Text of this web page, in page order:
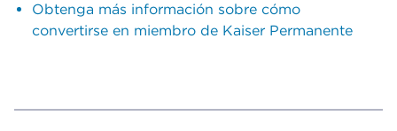
Obtenga más información sobre cómo
convertirse en miembro de Kaiser Permanente